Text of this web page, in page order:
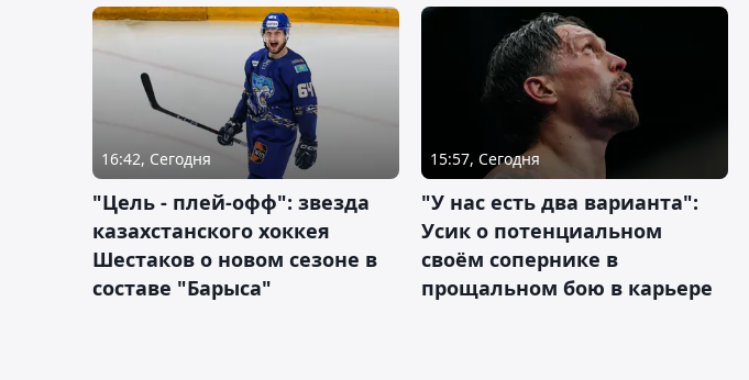
16:42, Сегодня
"Цель - плей-офф": звезда
казахстанского хоккея
Шестаков о новом сезоне в
составе "Барыса"
15:57, Сегодня
"У нас есть два варианта":
Усик о потенциальном
своём сопернике в
прощальном бою в карьере